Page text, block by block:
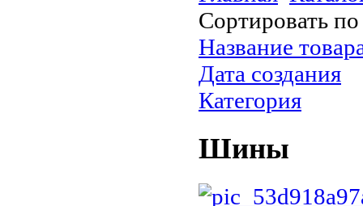
Сортировать по
Название
Дата создания
Категория
Шины